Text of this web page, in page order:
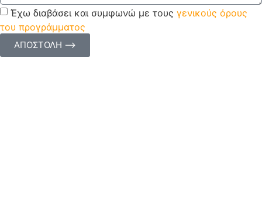
Έχω διαβάσει και συμφωνώ με τους γενικούς όρους
του προγράμματος
ΑΠΟΣΤΟΛΗ ⟶